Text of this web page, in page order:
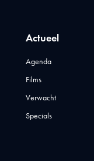
Actueel
Agenda
Films
Verwacht
Specials